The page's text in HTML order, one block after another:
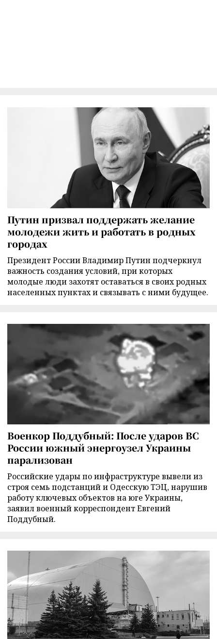
Путин призвал поддержать желание
молодежи жить и работать в родных
городах
Президент России Владимир Путин подчеркнул
важность создания условий, при которых
молодые люди захотят оставаться в своих родных
населенных пунктах и связывать с ними будущее.
Военкор Поддубный: После ударов ВС
России южный энергоузел Украины
парализован
Российские удары по инфраструктуре вывели из
строя семь подстанций и Одесскую ТЭЦ, нарушив
работу ключевых объектов на юге Украины,
заявил военный корреспондент Евгений
Поддубный.